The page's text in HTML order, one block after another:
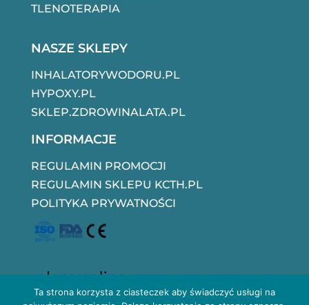
TLENOTERAPIA
NASZE SKLEPY
INHALATORYWODORU.PL
HYPOXY.PL
SKLEP.ZDROWINALATA.PL
INFORMACJE
REGULAMIN PROMOCJI
REGULAMIN SKLEPU KCTH.PL
POLITYKA PRYWATNOŚCI
Ta strona korzysta z ciasteczek aby świadczyć usługi na